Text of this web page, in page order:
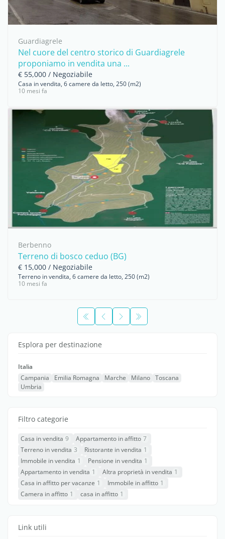
Guardiagrele
Nel cuore del centro storico di Guardiagrele
proponiamo in vendita una ...
€ 55,000 / Negoziabile
Casa in vendita, 6 camere da letto, 250 (m2)
10 mesi fa
Berbenno
Terreno di bosco ceduo (BG)
€ 15,000 / Negoziabile
Terreno in vendita, 6 camere da letto, 250 (m2)
10 mesi fa
Esplora per destinazione
Italia
Campania
Emilia Romagna Marche Milano Toscana
Umbria
Filtro categorie
Casa in vendita 9 Appartamento in affitto 7
Terreno in vendita 3 Ristorante in vendita 1
Immobile in vendita 1 Pensione in vendita 1
Appartamento in vendita 1 Altra proprietà in vendita 1
Casa in affitto per vacanze 1 Immobile in affitto 1
Camera in affitto 1 casa in affitto 1
Link utili